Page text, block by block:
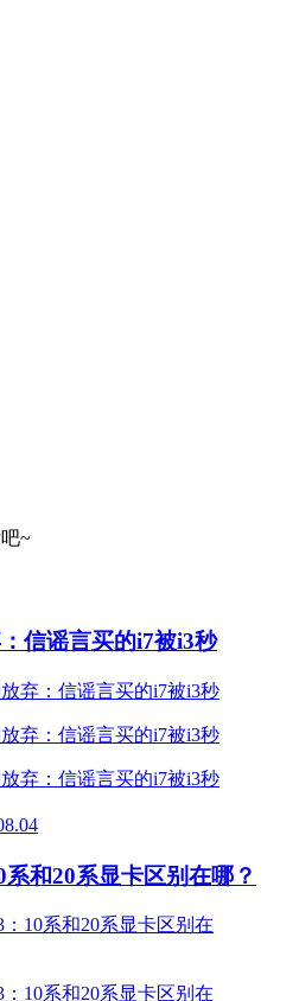
吧~
信谣言买的i7被i3秒
和20系显卡区别在哪？